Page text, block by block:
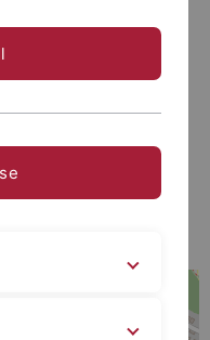
Wirtschaftsdidaktik